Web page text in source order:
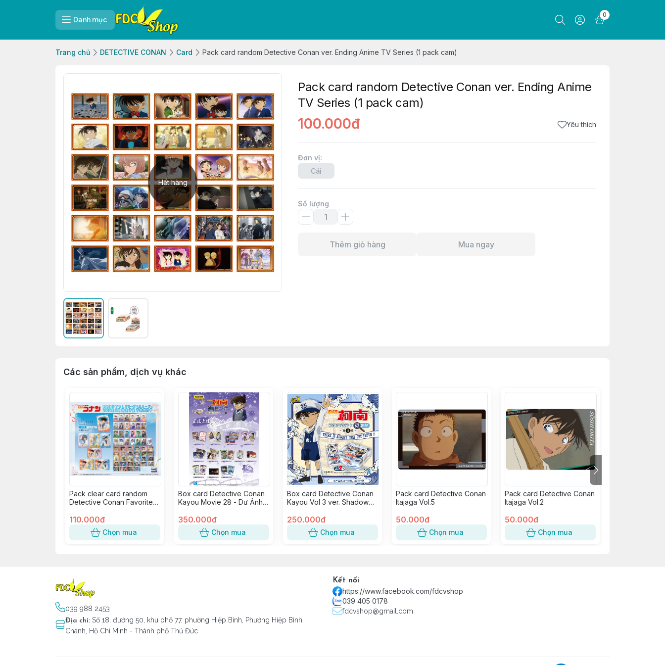
Danh mục
0
Trang chủ DETECTIVE CONAN Card Pack card random Detective Conan ver. Ending Anime TV Series (1 pack cam)
Hết hàng
Pack card random Detective Conan ver. Ending Anime
TV Series (1 pack cam)
100.000đ Yêu thích
Đơn vị:
Cái
Số lượng
Thêm giỏ hàng Mua ngay
Các sản phẩm, dịch vụ khác
Pack clear card random
Detective Conan Favorite
pack)
110.000đ
Chọn mua
Box card Detective Conan
Kayou Movie 28 - Dư Ảnh
350.000đ
Chọn mua
Box card Detective Conan
Kayou Vol 3 ver. Shadow
250.000đ
Chọn mua
Pack card Detective Conan
Itajaga Vol.5
50.000đ
Chọn mua
Pack card Detective Conan
Itajaga Vol.2
50.000đ
Chọn mua
039 988 2453
Địa chỉ: Số 18, đường 50, khu phố 77, phường Hiệp Bình, Phường Hiệp Bình
Chánh, Hồ Chí Minh - Thành phố Thủ Đức
Kết nối
https://www.facebook.com/fdcvshop
039 405 0178
fdcvshop@gmail.com